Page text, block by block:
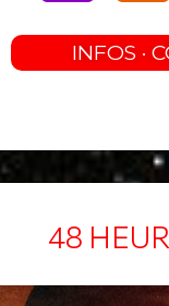
INFOS ·
48